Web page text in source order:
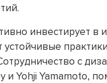
инвестирует в
устойчивые
с
и Yohji Yamamoto,